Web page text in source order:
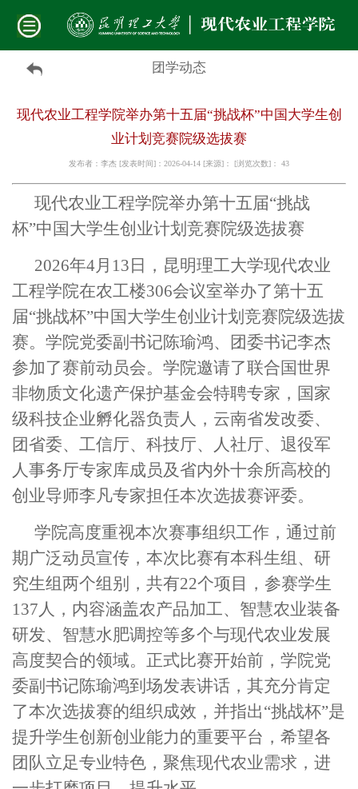
团学动态
现代农业工程学院举办第十五届“挑战杯”中国大学生创
业计划竞赛院级选拔赛
发布者：李杰 [发表时间]：2026-04-14 [来源]： [浏览次数]： 43
现代农业工程学院举办第十五届“挑战
杯”中国大学生创业计划竞赛院级选拔赛
2026年4月13日，昆明理工大学现代农业
工程学院在农工楼306会议室举办了第十五
届“挑战杯”中国大学生创业计划竞赛院级选拔
赛。学院党委副书记陈瑜鸿、团委书记李杰
参加了赛前动员会。学院邀请了联合国世界
非物质文化遗产保护基金会特聘专家，国家
级科技企业孵化器负责人，云南省发改委、
团省委、工信厅、科技厅、人社厅、退役军
人事务厅专家库成员及省内外十余所高校的
创业导师李凡专家担任本次选拔赛评委。
学院高度重视本次赛事组织工作，通过前
期广泛动员宣传，本次比赛有本科生组、研
究生组两个组别，共有22个项目，参赛学生
137人，内容涵盖农产品加工、智慧农业装备
研发、智慧水肥调控等多个与现代农业发展
高度契合的领域。正式比赛开始前， 学院党
委副书记陈瑜鸿到场发表讲话，其充分肯定
了本次选拔赛的组织成效，并指出“挑战杯”是
提升学生创新创业能力的重要平台，希望各
团队立足专业特色，聚焦现代农业需求，进